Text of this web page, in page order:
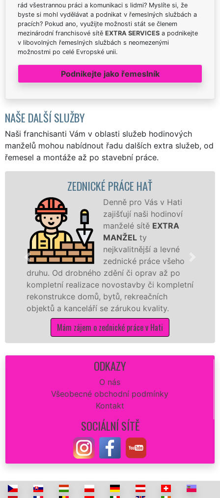
rád všestrannou práci a komunikaci s lidmi? Myslíte si, že
byste si mohl vydělávat a podnikat v řemeslných službách a
pracích? Pokud ano, využijte možnosti stát se členem
mezinárodní franchisové sítě EXTRA SERVICES a podnikejte
v libovolných řemeslných službách s neomezenými
možnostmi po celé Evropské unii.
Podnikejte jako řemeslník
NAŠE DALŠÍ SLUŽBY
Naši franchisanti Vám v oblasti služeb hodinových
manželů mohou nabídnout řadu dalších extra služeb, od
řemesel a montáže až po stavební práce.
PRÁCE HAŤ
Denně pro Vás v Hati
zajišťují naši hodinoví
manželé sítě
EXTRA
MANŽEL
ty
nejkvalitnější a levné
zednické práce všeho
zdění či oprav až po
novostavby či kompletní
bytů, rekreačních
se zárukou kvality.
o zednické práce v Hati
novostavbu,
příčky z
dalších
na stavbu.
ODKAZY
O nás
Všeobecné obchodní podmínky
Kontakt
SOCIÁLNÍ SÍTĚ